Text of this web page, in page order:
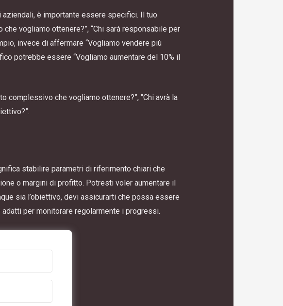
aziendali, è importante essere specifici. Il tuo
vogliamo ottenere?”, “Chi sarà responsabile per
invece di affermare “Vogliamo vendere più
potrebbe essere “Vogliamo aumentare del 10% il
complessivo che vogliamo ottenere?”, “Chi avrà la
stabilire parametri di riferimento chiari che
o margini di profitto. Potresti voler aumentare il
sia l’obiettivo, devi assicurarti che possa essere
per monitorare regolarmente i progressi.